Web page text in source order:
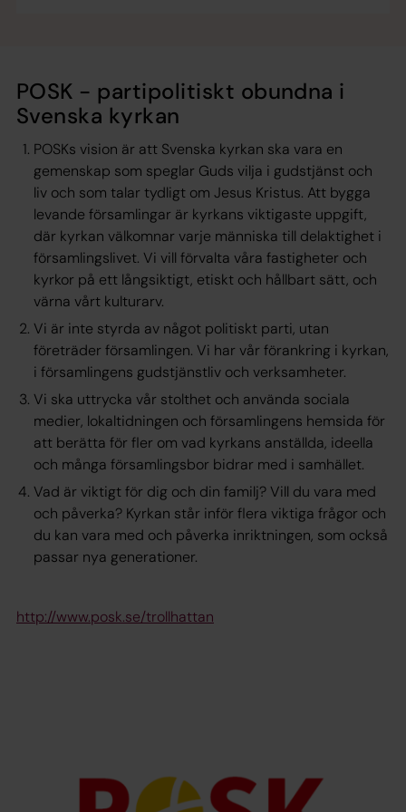
POSK - partipolitiskt obundna i
Svenska kyrkan
POSKs vision är att Svenska kyrkan ska vara en
gemenskap som speglar Guds vilja i gudstjänst och
liv och som talar tydligt om Jesus Kristus. Att bygga
levande församlingar är kyrkans viktigaste uppgift,
där kyrkan välkomnar varje människa till delaktighet i
församlingslivet. Vi vill förvalta våra fastigheter och
kyrkor på ett långsiktigt, etiskt och hållbart sätt, och
värna vårt kulturarv.
Vi är inte styrda av något politiskt parti, utan
företräder församlingen. Vi har vår förankring i kyrkan,
i församlingens gudstjänstliv och verksamheter.
Vi ska uttrycka vår stolthet och använda sociala
medier, lokaltidningen och församlingens hemsida för
att berätta för fler om vad kyrkans anställda, ideella
och många församlingsbor bidrar med i samhället.
Vad är viktigt för dig och din familj? Vill du vara med
och påverka? Kyrkan står inför flera viktiga frågor och
du kan vara med och påverka inriktningen, som också
passar nya generationer.
http://www.posk.se/trollhattan